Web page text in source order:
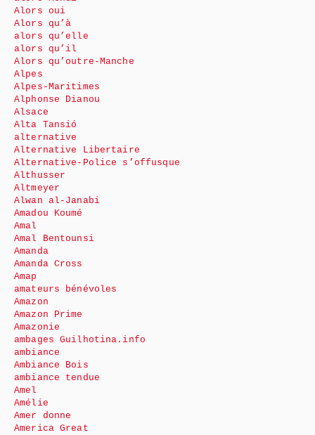
Alors oui
Alors qu’à
alors qu’elle
alors qu’il
Alors qu’outre-Manche
Alpes
Alpes-Maritimes
Alphonse Dianou
Alsace
Alta Tansió
alternative
Alternative Libertaire
Alternative-Police s’offusque
Althusser
Altmeyer
Alwan al-Janabi
Amadou Koumé
Amal
Amal Bentounsi
Amanda
Amanda Cross
Amap
amateurs bénévoles
Amazon
Amazon Prime
Amazonie
ambages Guilhotina.info
ambiance
Ambiance Bois
ambiance tendue
Amel
Amélie
Amer donne
America Great